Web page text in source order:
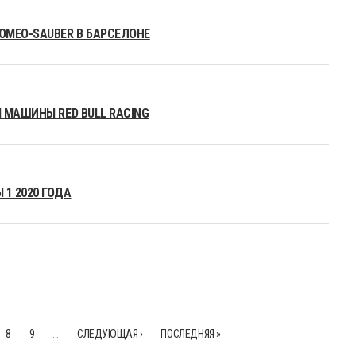
SAUBER В БАРСЕЛОНЕ
RED BULL RACING
2020 ГОДА
8 9 СЛЕДУЮЩАЯ › ПОСЛЕДНЯЯ »